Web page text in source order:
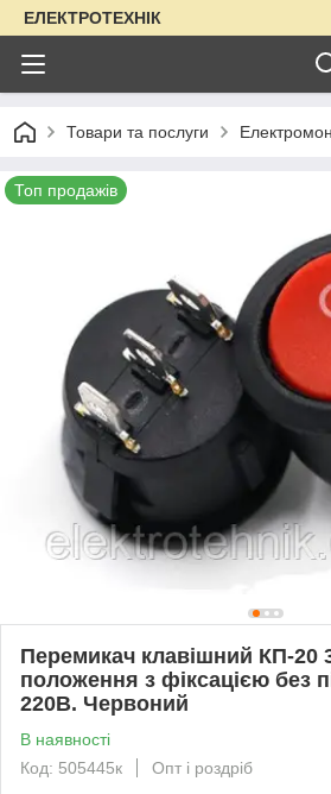
ЕЛЕКТРОТЕХНІК
Товари та послуги
Топ продажів
Перемикач клавішний КП-20
положення з фіксацією без
220В. Червоний
В наявності
Код: 505445к
Опт і роздріб